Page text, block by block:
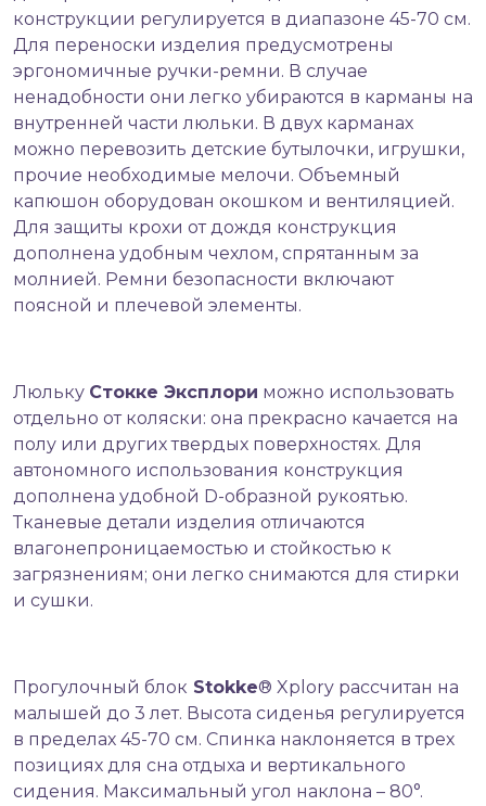
конструкции регулируется в диапазоне 45-70 см.
Для переноски изделия предусмотрены
эргономичные ручки-ремни. В случае
ненадобности они легко убираются в карманы на
внутренней части люльки. В двух карманах
можно перевозить детские бутылочки, игрушки,
прочие необходимые мелочи. Объемный
капюшон оборудован окошком и вентиляцией.
Для защиты крохи от дождя конструкция
дополнена удобным чехлом, спрятанным за
молнией. Ремни безопасности включают
поясной и плечевой элементы.
Люльку Стокке Эксплори можно использовать
отдельно от коляски: она прекрасно качается на
полу или других твердых поверхностях. Для
автономного использования конструкция
дополнена удобной D-образной рукоятью.
Тканевые детали изделия отличаются
влагонепроницаемостью и стойкостью к
загрязнениям; они легко снимаются для стирки
и сушки.
Прогулочный блок Stokke® Xplory рассчитан на
малышей до 3 лет. Высота сиденья регулируется
в пределах 45-70 см. Спинка наклоняется в трех
позициях для сна отдыха и вертикального
сидения. Максимальный угол наклона – 80°.